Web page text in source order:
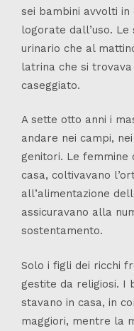
sei bambini avvolti
logorate dall’uso.
urinario che al
latrina che si
caseggiato.
A sette otto anni i
andare nei campi,
genitori. Le femmine
casa, coltivavano
all’alimentazione
assicuravano alla
sostentamento.
Solo i figli dei ricchi
gestite da religiosi. I
stavano in casa, in
maggiori, mentre la